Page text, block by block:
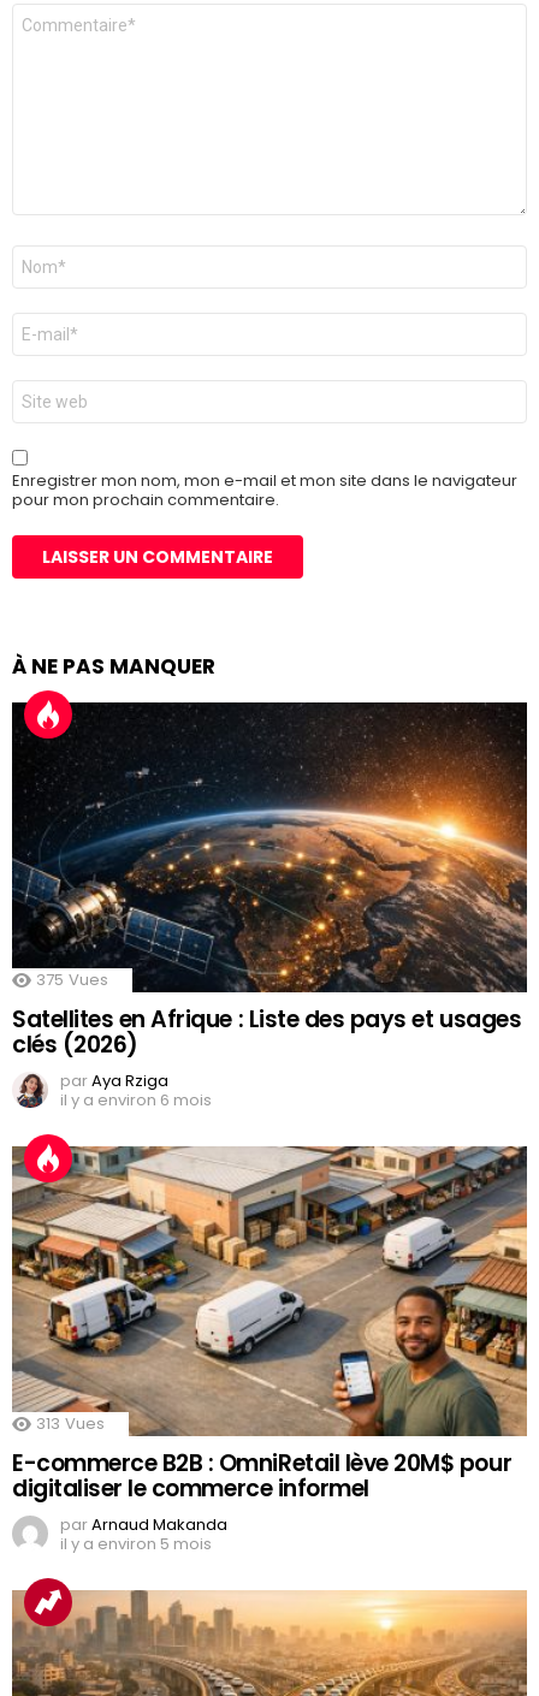
Commentaire
Nom
E-
mail
*
Site
web
Enregistrer mon nom, mon e-mail et mon site dans le navigateur
pour mon prochain commentaire.
À NE PAS MANQUER
375 Vues
Satellites en Afrique : Liste des pays et usages
clés (2026)
parAya Rziga
il y a environ 6 mois
313 Vues
E-commerce B2B : OmniRetail lève 20M$ pour
digitaliser le commerce informel
parArnaud Makanda
il y a environ 5 mois